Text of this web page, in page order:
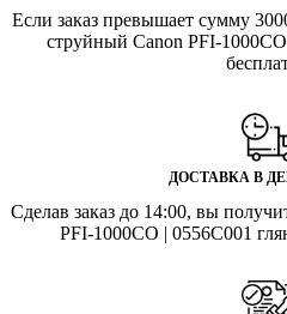
Если заказ превышает сумму
струйный Canon PFI-
ДОСТАВКА В
Сделав заказ до 14:00, вы
PFI-1000CO | 0556C001